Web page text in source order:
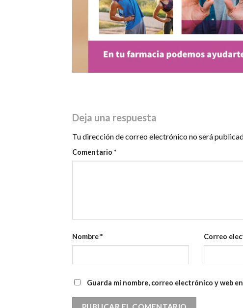
Deja una respuesta
Tu dirección de correo electrónico no será
Comentario *
Nombre* Correo
Guarda mi nombre, correo electrónico y web